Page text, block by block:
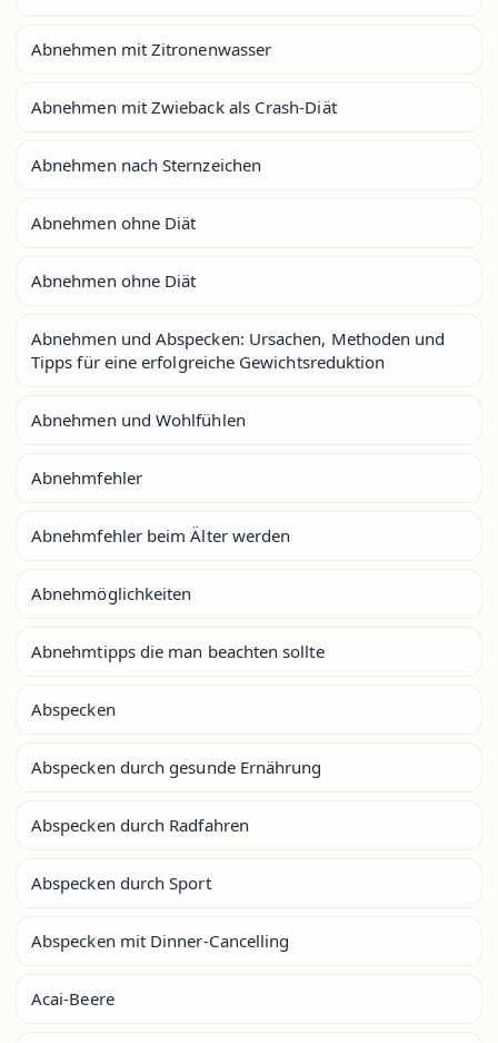
Abnehmen mit Zitronenwasser
Abnehmen mit Zwieback als Crash-Diät
Abnehmen nach Sternzeichen
Abnehmen ohne Diät
Abnehmen ohne Diät
Abnehmen und Abspecken: Ursachen, Methoden und
Tipps für eine erfolgreiche Gewichtsreduktion
Abnehmen und Wohlfühlen
Abnehmfehler
Abnehmfehler beim Älter werden
Abnehmöglichkeiten
Abnehmtipps die man beachten sollte
Abspecken
Abspecken durch gesunde Ernährung
Abspecken durch Radfahren
Abspecken durch Sport
Abspecken mit Dinner-Cancelling
Acai-Beere